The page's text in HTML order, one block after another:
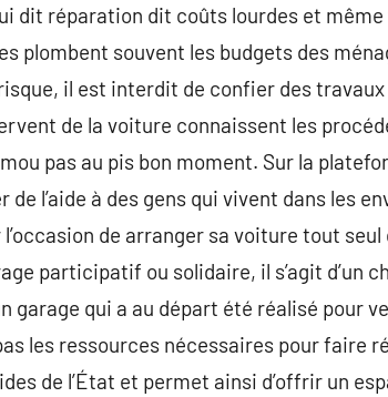
dit réparation dit coûts lourdes et
plombent souvent les budgets des
il est interdit de confier des
de la voiture connaissent les
pas au pis bon moment. Sur la
de l’aide à des gens qui vivent dans les
de arranger sa voiture tout
participatif ou solidaire, il s’agit d’un
garage qui a au départ été réalisé pour
les ressources nécessaires pour faire
de l’État et permet ainsi d’offrir un